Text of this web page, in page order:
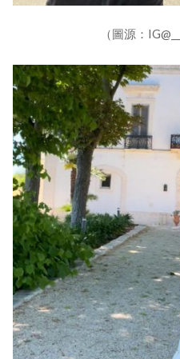
（圖源：